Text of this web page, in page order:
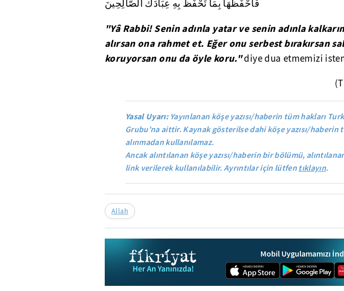
فَاحْفَظْهَا بِمَا تَحْفَظُ بِهِ عِبَادَكَ الصَّالِحِينَ
"Yâ Rabbi! Senin adınla yatar ve senin adınla
alırsan ona rahmet et. Eğer onu serbest bırakırsan
koruyorsan onu da öyle koru." diye dua etmemizi
Yasal Uyarı:Yayınlanan köşe yazısı/haberin tüm hakları
Grubu'na aittir. Kaynak gösterilse dahi köşe yazısı/haberin
alınmadan kullanılamaz.
Ancak alıntılanan köşe yazısı/haberin bir bölümü,
link verilerek kullanılabilir. Ayrıntılar için lütfentıklayın.
Allah
Mobil Uygulamamızı